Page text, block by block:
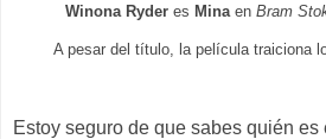
Winona Ryder es Mina en Bram
A pesar del título, la película traiciona
Estoy seguro de que sabes quién es